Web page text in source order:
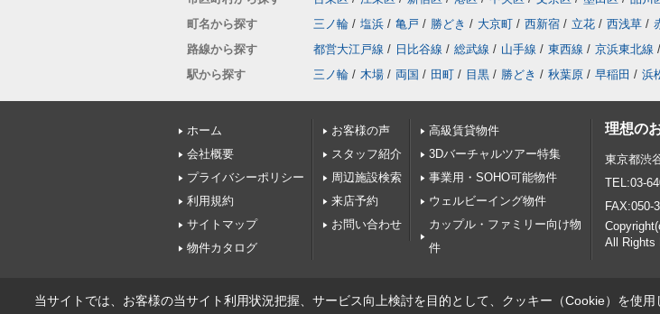
町名から探す
三ノ輪 / 塩浜 / 亀戸 / 勝どき / 大京町 / 西新宿 / 立花 / 西浅草 /
路線から探す
都営大江戸線 / 日比谷線 / 総武線 / 山手線 / 東西線 / 京浜東北線 /
駅から探す
三ノ輪 / 木場 / 両国 / 田町 / 目黒 / 勝どき / 秋葉原 / 早稲田 / 浜
ホーム
会社概要
プライバシーポリシー
利用規約
サイトマップ
物件カタログ
お客様の声
スタッフ紹介
周辺施設検索
来店予約
お問い合わせ
高級賃貸物件
3Dバーチャルツアー特集
事業用・SOHO可能物件
ウェルビーイング物件
カップル・ファミリー向け物
件
理想の
東京都渋
TEL:03-
FAX:050-
All Rights
当サイトでは、お客様の当サイト利用状況把握、サービス向上検討を目的として、クッキー（Cookie）を使用